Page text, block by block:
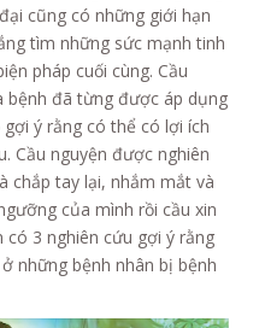
cũng có những giới hạn
tìm những sức mạnh tinh
pháp cuối cùng. Cầu
bệnh đã từng được áp dụng
ý rằng có thể có lợi ích
Cầu nguyện được nghiên
chắp tay lại, nhắm mắt và
của mình rồi cầu xin
3 nghiên cứu gợi ý rằng
những bệnh nhân bị bệnh